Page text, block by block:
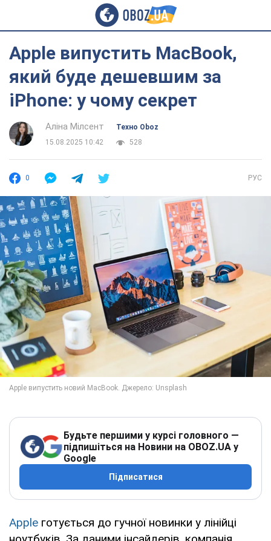
Apple випустить MacBook,
який буде дешевшим за
iPhone: у чому секрет
Аліна Мілсент
Техно Oboz
15.08.2025 10:42
528
0 РУС
Будьте першими у курсі головного —
підпишіться на Новини на OBOZ.UA у
Google
Підписатися
Apple готується до гучної новинки у лінійці